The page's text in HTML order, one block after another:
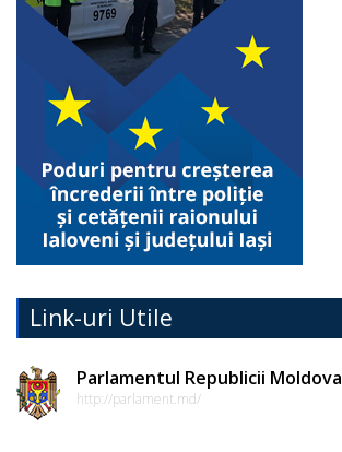
Link-uri Utile
Parlamentul Republicii Moldova
http://parlament.md/